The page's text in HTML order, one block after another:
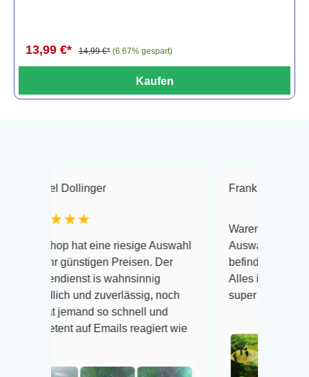
13,99 €* 14,99 €* (6.67% gespart)
Kaufen
Dollinger
hat eine riesige Auswahl
günstigen Preisen. Der
is wahnsinnig
und zuverlässig, noch
jemand so schnell und
auf Emails reagiert wie
Frank Hackmayer
Warenanlieferung Top und
Auswahl plus
befinden der Fische
Alles ist quick lebendig
super Zustand. Gerne